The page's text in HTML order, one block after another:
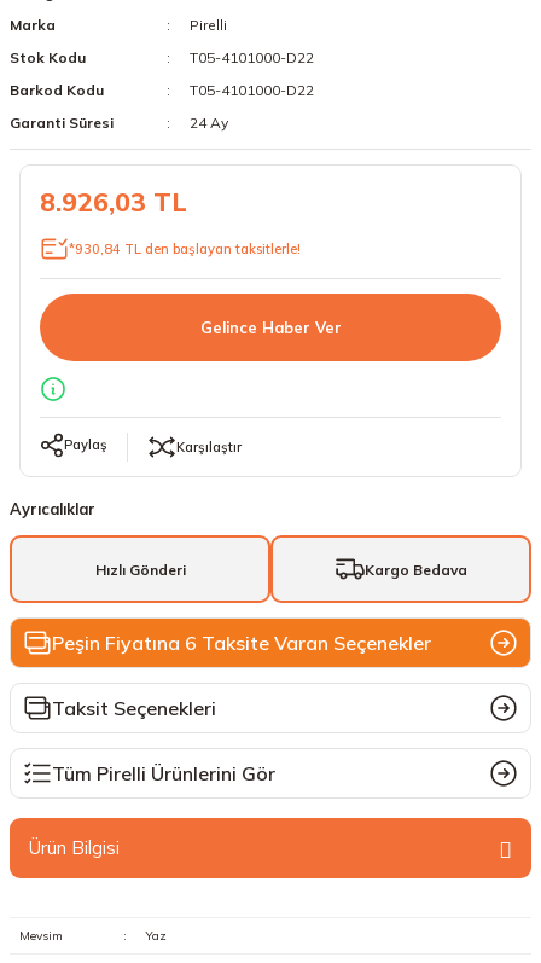
19 Lastikler
20 Lastikler
23 Lastikler
Marka
Pirelli
Stok Kodu
T05-4101000-D22
Barkod Kodu
T05-4101000-D22
Garanti Süresi
24 Ay
8.926,03 TL
*930,84 TL den başlayan taksitlerle!
Gelince Haber Ver
Paylaş Karşılaştır
Ayrıcalıklar
Hızlı Gönderi Kargo Bedava
Peşin Fiyatına 6 Taksite Varan Seçenekler
Taksit Seçenekleri
Tüm Pirelli Ürünlerini Gör
Ürün Bilgisi
Mevsim : Yaz